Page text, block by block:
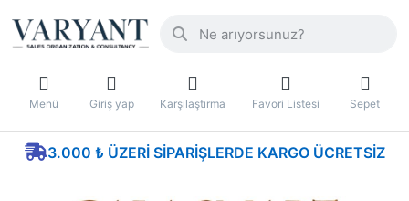
Menü Giriş yap Karşılaştırma Favori Listesi Sepet
3.000 ₺ ÜZERI SIPARIŞLERDE KARGO ÜCRETSIZ